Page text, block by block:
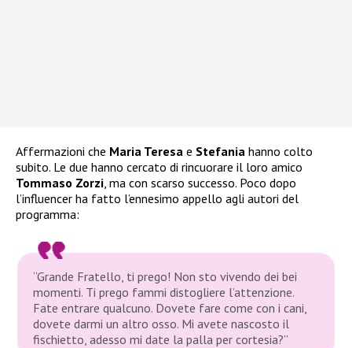
Affermazioni che Maria Teresa e Stefania hanno colto
subito. Le due hanno cercato di rincuorare il loro amico
Tommaso Zorzi , ma con scarso successo. Poco dopo
l’influencer ha fatto l’ennesimo appello agli autori del
programma:
“Grande Fratello, ti prego! Non sto vivendo dei bei
momenti. Ti prego fammi distogliere l’attenzione.
Fate entrare qualcuno. Dovete fare come con i cani,
dovete darmi un altro osso. Mi avete nascosto il
fischietto, adesso mi date la palla per cortesia?”